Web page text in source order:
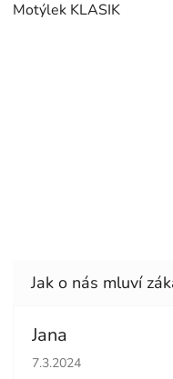
Motýlek KLASIK
Jana
Hodnocení obchodu
7.3.2024